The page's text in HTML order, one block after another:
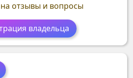
отзывы и вопросы
владельца